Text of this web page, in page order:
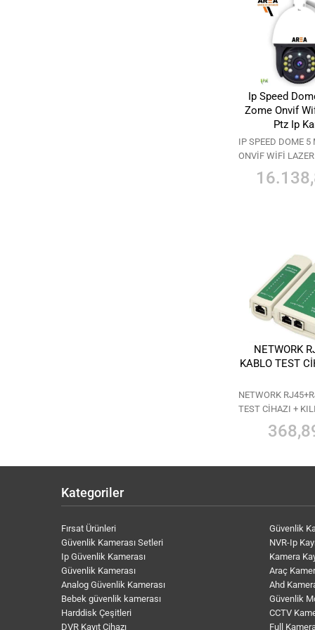
Ip Speed
Zome Onvif
Ptz Ip
IP SPEED DOME 5
ONVİF WİFİ
KAMERAIP SPEED
36X ZOME ONVİF
NETWORK
KABLO TEST
NETWORK
TEST CİHAZI +
Kategoriler
Fırsat Ürünleri
Güvenlik
Güvenlik Kamerası Setleri
NVR-Ip
Ip Güvenlik Kamerası
Kamera
Güvenlik Kamerası
Araç
Analog Güvenlik Kamerası
Ahd
Bebek güvenlik kamerası
Güvenlik
Harddisk Çeşitleri
CCTV
DVR Kayıt Cihazı
Full